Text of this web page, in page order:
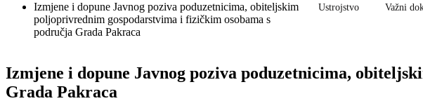
Ustrojstvo Važni
Izmjene i dopune Javnog poziva poduzetnicima, obiteljskim
poljoprivrednim gospodarstvima i fizičkim osobama s
područja Grada Pakraca
Izmjene i dopune Javnog poziva poduzetnicima,
Grada Pakraca